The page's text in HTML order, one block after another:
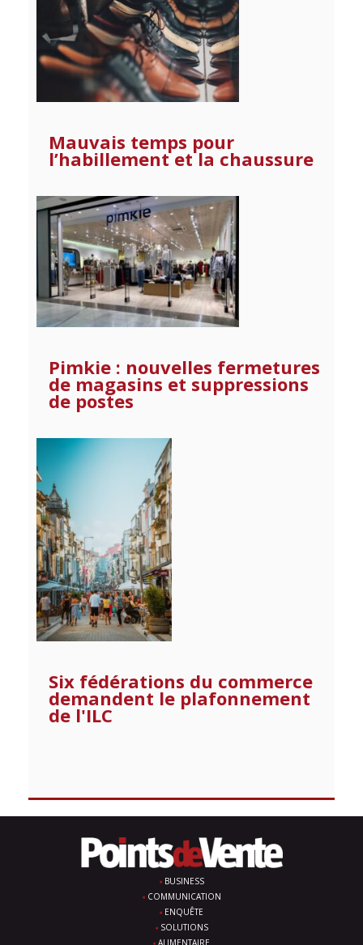
Mauvais temps pour
l’habillement et la chaussure
Pimkie : nouvelles fermetures
de magasins et suppressions
de postes
Six fédérations du commerce
demandent le plafonnement
de l'ILC
BUSINESS
COMMUNICATION
ENQUÊTE
SOLUTIONS
ALIMENTAIRE